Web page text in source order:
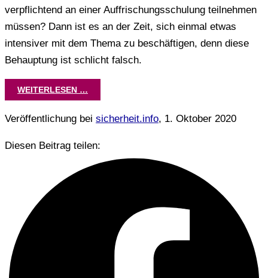
verpflichtend an einer Auffrischungsschulung teilnehmen
müssen? Dann ist es an der Zeit, sich einmal etwas
intensiver mit dem Thema zu beschäftigen, denn diese
Behauptung ist schlicht falsch.
WEITERLESEN …
Veröffentlichung bei sicherheit.info, 1. Oktober 2020
Diesen Beitrag teilen: